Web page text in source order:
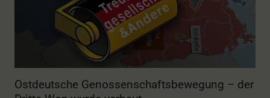
Ostdeutsche Genossenschaftsbewegung – der